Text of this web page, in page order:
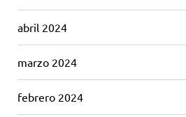
abril 2024
marzo 2024
febrero 2024